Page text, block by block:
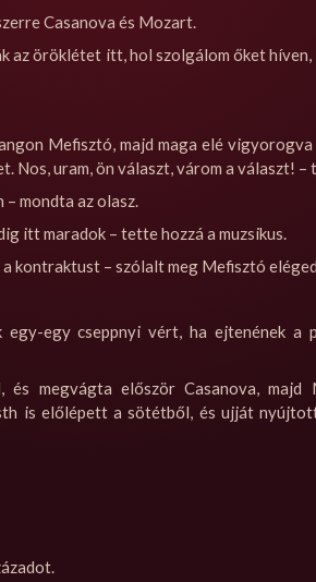
Casanova és Mozart.
az öröklétet itt, hol szolgálom őket
Mefisztó, majd maga elé
Nos, uram, ön választ, várom a választ!
– mondta az olasz.
itt maradok – tette hozzá a muzsikus.
kontraktust – szólalt meg Mefisztó
egy cseppnyi vért, ha ejtenének a
megvágta először Casanova, majd
is előlépett a sötétből, és ujját